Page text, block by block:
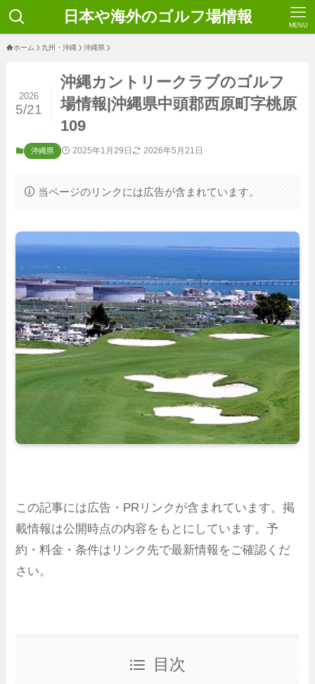
日本や海外のゴルフ場情報 MENU
ホーム 九州・沖縄 沖縄県
沖縄カントリークラブのゴルフ
場情報|沖縄県中頭郡西原町字桃原
109
2026
5/21
沖縄県 2025年1月29日 2026年5月21日
当ページのリンクには広告が含まれています。
この記事には広告・PRリンクが含まれています。掲
載情報は公開時点の内容をもとにしています。予
約・料金・条件はリンク先で最新情報をご確認くだ
さい。
目次